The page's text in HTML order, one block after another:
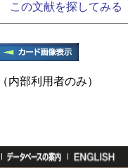
この文献を探してみる
（内部利用者のみ）